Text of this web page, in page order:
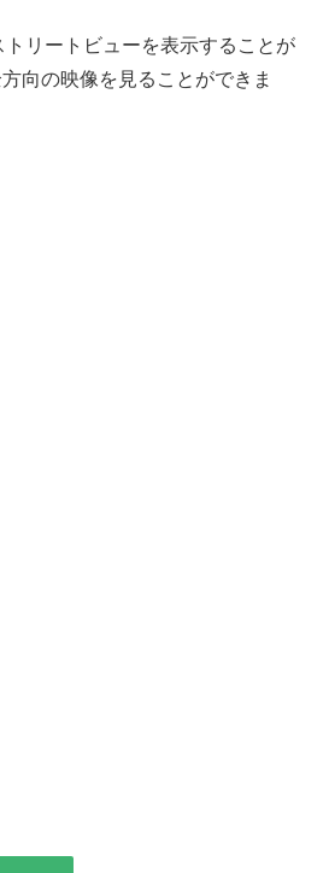
リートビューを表示することが
向の映像を見ることができま